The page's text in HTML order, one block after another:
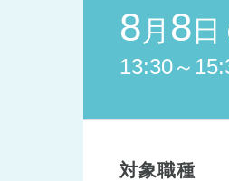
8月 8 日
13:30～
対象職種